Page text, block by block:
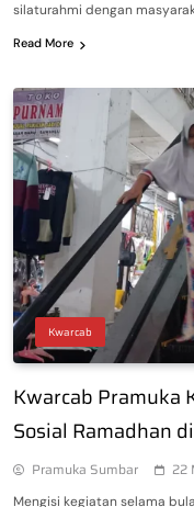
silaturahmi dengan
Read More
Kwarcab
Kwarcab Pramuka
Sosial Ramadhan
Pramuka Sumbar 22
Mengisi kegiatan selama